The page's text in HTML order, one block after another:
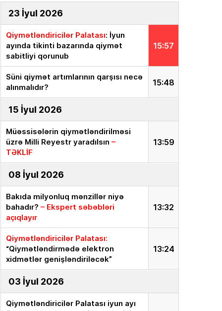
23 İyul 2026
15:57
Qiymətləndiricilər Palatası: İyun
ayında tikinti bazarında qiymət
sabitliyi qorunub
15:48
Süni qiymət artımlarının qarşısı necə
alınmalıdır?
15 İyul 2026
13:59
Müəssisələrin qiymətləndirilməsi
üzrə Milli Reyestr yaradılsın –
TƏKLİF
08 İyul 2026
13:32
Bakıda milyonluq mənzillər niyə
bahadır? – Ekspert səbəbləri
açıqlayır
13:24
Qiymətləndiricilər Palatası:
“Qiymətləndirmədə elektron
xidmətlər genişləndiriləcək”
03 İyul 2026
Qiymətləndiricilər Palatası iyun ayı